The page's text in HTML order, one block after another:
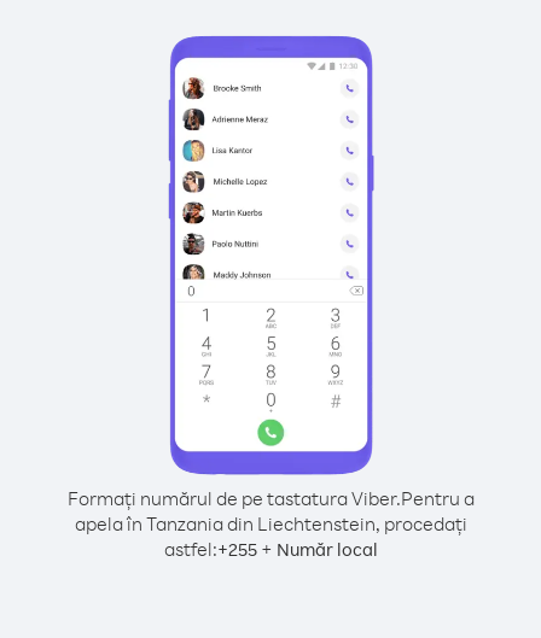
Formați numărul de pe tastatura Viber.Pentru a
apela în Tanzania din Liechtenstein, procedați
astfel:+255+ Număr local